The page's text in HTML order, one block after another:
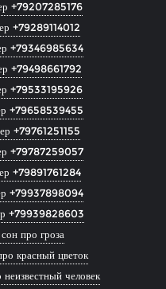
+79207285176
+79289114012
+79346985634
+79498661792
+79533195926
+79658539455
+79761251155
+79787259057
+79891761284
+79937898094
+79939828603
про гроза
красный цветок
человек